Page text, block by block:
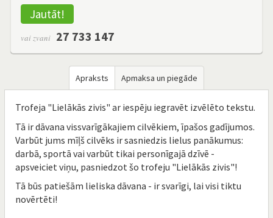
Jautāt!
vai zvani 27 733 147
Apraksts Apmaksa un piegāde
Trofeja "Lielākās zivis" ar iespēju iegravēt izvēlēto tekstu.
Tā ir dāvana vissvarīgākajiem cilvēkiem, īpašos gadījumos.
Varbūt jums mīļš cilvēks ir sasniedzis lielus panākumus:
darbā, sportā vai varbūt tikai personīgajā dzīvē -
apsveiciet viņu, pasniedzot šo trofeju "Lielākās zivis"!
Tā būs patiešām lieliska dāvana - ir svarīgi, lai visi tiktu
novērtēti!